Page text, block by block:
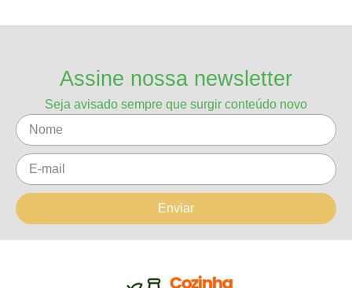
Assine nossa newsletter
Seja avisado sempre que surgir conteúdo novo
Enviar